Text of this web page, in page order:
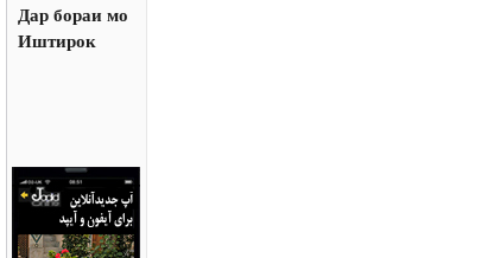
Дар бораи мо
Иштирок